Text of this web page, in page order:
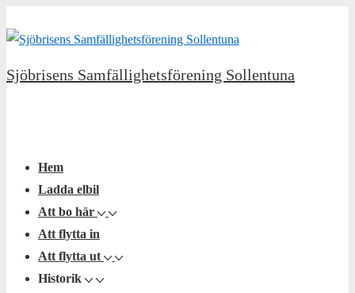
Hoppa
huvudinnehållet
Sjöbrisens Samfällighetsförening Sollentuna
Hem
Ladda elbil
Att bo här
Att flytta in
Att flytta ut
Historik